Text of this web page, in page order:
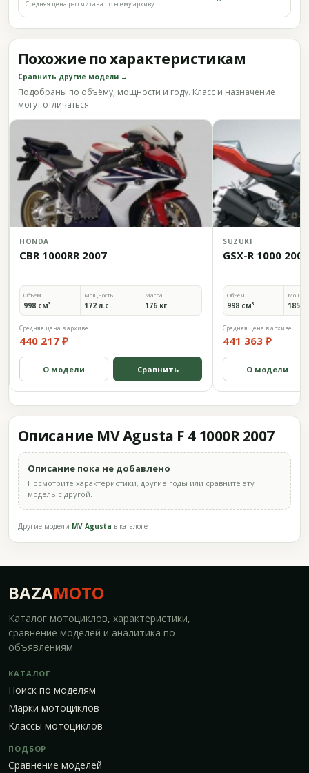
Средняя цена рассчитана по всему архиву
Похожие по характеристикам
Сравнить другие модели →
Подобраны по объёму, мощности и году. Класс и назначение
могут отличаться.
HONDA
CBR 1000RR 2007
Объём
998 см³
Мощность
172 л.с.
Масса
176 кг
Средняя цена в архиве
440 217 ₽
О модели Сравнить
SUZUKI
GSX-R 1000 2007
Объём
998 см³ 185,1
Средняя цена в архиве
441 363 ₽
О модели
Описание MV Agusta F 4 1000R 2007
Описание пока не добавлено
Посмотрите характеристики, другие годы или сравните эту
модель с другой.
Другие модели MV Agusta в каталоге
BAZAMOTO
Каталог мотоциклов, характеристики,
сравнение моделей и аналитика по
объявлениям.
КАТАЛОГ
Поиск по моделям
Марки мотоциклов
Классы мотоциклов
ПОДБОР
Сравнение моделей